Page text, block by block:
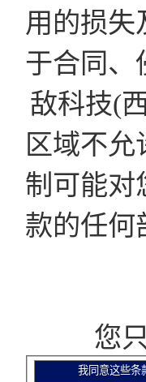
用的损失
于合同、
敌科技(
区域不
制可能对
款的任何
您只